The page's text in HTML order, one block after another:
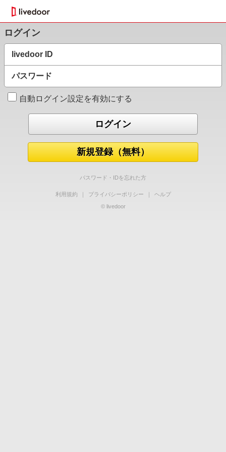
ログイン
livedoor ID
パスワード
自動ログイン設定を有効にする
新規登録（無料）
パスワード・IDを忘れた方
利用規約 ｜ プライバシーポリシー ｜
ヘルプ
© livedoor